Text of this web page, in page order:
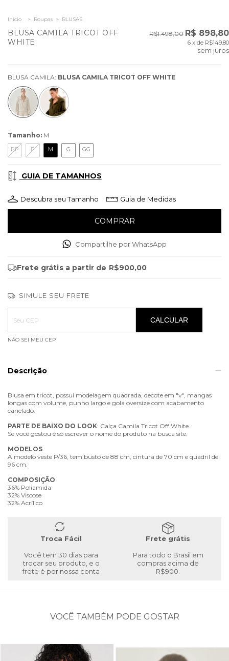
Início > Roupas > BLUSAS
BLUSA CAMILA TRICOT OFF
WHITE
R$1.498,00 R$ 898,80
6 x de R$149,80
sem juros
BLUSA CAMILA: BLUSA CAMILA TRICOT OFF WHITE
Tamanho: M
PP P M G GG
GUIA DE TAMANHOS
Descubra seu Tamanho Guia de Medidas
Compartilhe por WhatsApp
Frete grátis a partir de R$900,00
SIMULE SEU FRETE
Entregas para o CEP:
ALTERAR CEP
CALCULAR
NÃO SEI MEU CEP
Descrição
Blusa em tricot, possui modelagem quadrada, decote em "v", mangas
longas com volume, punho largo e gola oversize com acabamento
canelado.
PARTE DE BAIXO DO LOOK: Calça Camila Tricot Off White.
Se você gostou é só escrever o nome do produto na busca site.
MODELOS
A modelo veste P/36, tem busto de 88 cm, cintura de 70 cm e quadril de
96 cm.
COMPOSIÇÃO
36% Poliamida
32% Viscose
32% Acrílico
Troca Fácil
Você tem 30 dias para
trocar seu produto, e o
frete é por nossa conta
Frete grátis
Para todo o Brasil em
compras acima de
R$900.
VOCÊ TAMBÉM PODE GOSTAR